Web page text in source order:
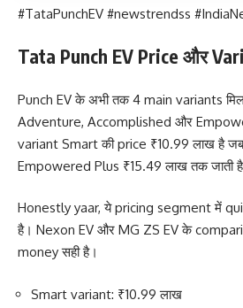
#TataPunchEV #newstrendss
Tata Punch EV Price और
Punch EV के अभी तक 4 main variants
Adventure, Accomplished और
variant Smart की price ₹10.99 लाख है
Empowered Plus ₹15.49 लाख तक जाती
Honestly yaar, ये pricing segment में
है। Nexon EV और MG ZS EV के
money सही है।
Smart variant: ₹10.99 लाख